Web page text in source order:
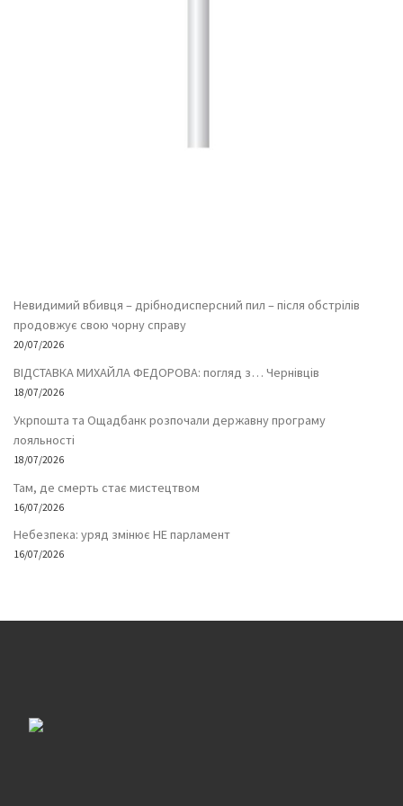
Невидимий вбивця – дрібнодисперсний пил – після обстрілів
продовжує свою чорну справу
20/07/2026
ВІДСТАВКА МИХАЙЛА ФЕДОРОВА: погляд з… Чернівців
18/07/2026
Укрпошта та Ощадбанк розпочали державну програму
лояльності
18/07/2026
Там, де смерть стає мистецтвом
16/07/2026
Небезпека: уряд змінює НЕ парламент
16/07/2026